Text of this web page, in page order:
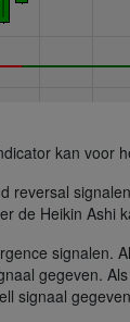
kan voor
reversal
de Heikin Ashi
signalen.
gegeven.
signaal